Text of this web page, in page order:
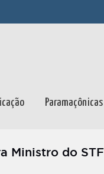
Paramaçônicas
Ministro do